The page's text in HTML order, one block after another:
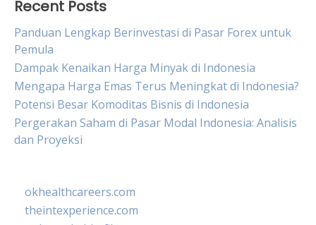
Recent Posts
Panduan Lengkap Berinvestasi di Pasar Forex untuk
Pemula
Dampak Kenaikan Harga Minyak di Indonesia
Mengapa Harga Emas Terus Meningkat di Indonesia?
Potensi Besar Komoditas Bisnis di Indonesia
Pergerakan Saham di Pasar Modal Indonesia: Analisis
dan Proyeksi
okhealthcareers.com
theintexperience.com